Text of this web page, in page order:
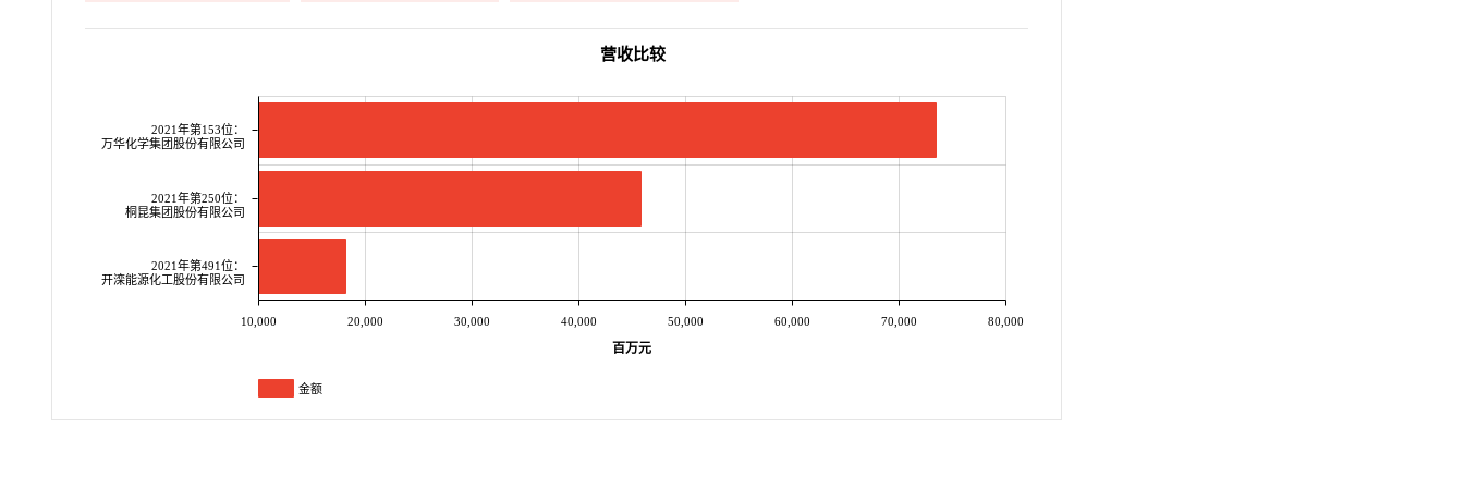
2021年第153位：
万华化学集团股份有限公司
2021年第250位：
桐昆集团股份有限公司
2021年第491位：
开滦能源化工股份有限公司
10,000 20,000 30,000 40,000 50,000 60,000 70,000 80,000
百万元
营收比较
金额